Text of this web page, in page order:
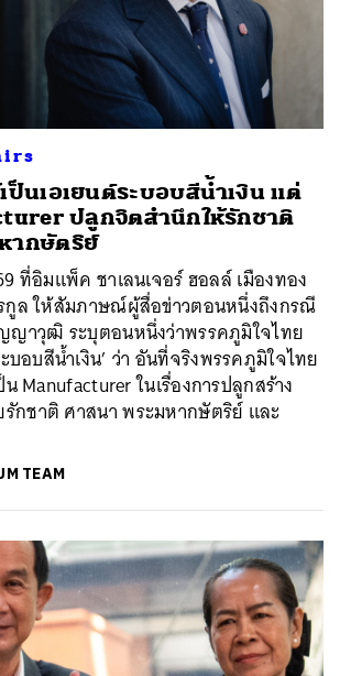
ป็นเอเยนต์ระบอบสีน้ำเงิน แต่
ปลูกจิตสำนึกให้รักชาติ
ากษัตริย์
ที่อิมแพ็ค ชาเลนเจอร์ ฮอลล์ เมืองทอง
ล ให้สัมภาษณ์ผู้สื่อข่าวตอนหนึ่งถึงกรณี
าวุฒิ ระบุตอนหนึ่งว่าพรรคภูมิใจไทย
บอบสีน้ำเงิน’ ว่า อันที่จริงพรรคภูมิใจไทย
Manufacturer ในเรื่องการปลูกสร้าง
กชาติ ศาสนา พระมหากษัตริย์ และ
TEAM